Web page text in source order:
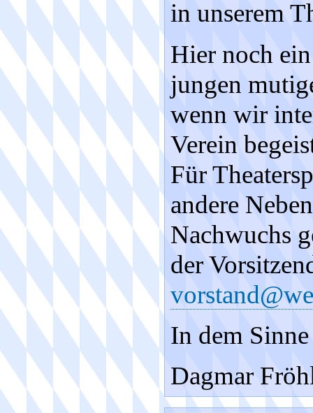
in unserem
Hier noch
jungen
wenn wir
Verein
Für
andere
Nachwuchs
der
In dem
Dagmar